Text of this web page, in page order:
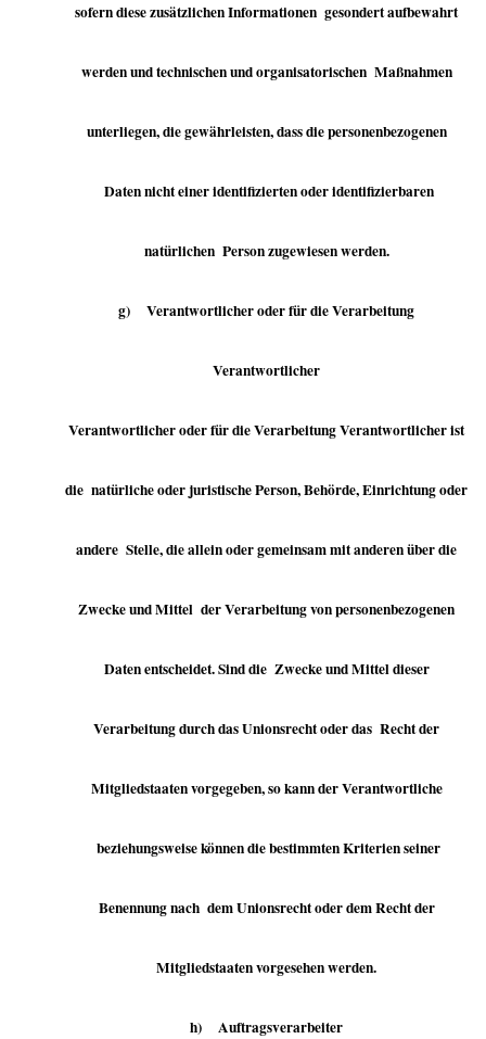
sofern diese zusätzlichen Informationen gesondert aufbewahrt
werden und technischen und organisatorischen Maßnahmen
unterliegen, die gewährleisten, dass die personenbezogenen
Daten nicht einer identifizierten oder identifizierbaren
natürlichen Person zugewiesen werden.
g) Verantwortlicher oder für die Verarbeitung
Verantwortlicher
Verantwortlicher oder für die Verarbeitung Verantwortlicher ist
die natürliche oder juristische Person, Behörde, Einrichtung oder
andere Stelle, die allein oder gemeinsam mit anderen über die
Zwecke und Mittel der Verarbeitung von personenbezogenen
Daten entscheidet. Sind die Zwecke und Mittel dieser
Verarbeitung durch das Unionsrecht oder das Recht der
Mitgliedstaaten vorgegeben, so kann der Verantwortliche
beziehungsweise können die bestimmten Kriterien seiner
Benennung nach dem Unionsrecht oder dem Recht der
Mitgliedstaaten vorgesehen werden.
h) Auftragsverarbeiter